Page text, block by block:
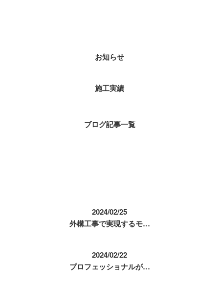
お知らせ
施工実績
ブログ記事一覧
2024/02/25
外構工事で実現するモ…
2024/02/22
プロフェッショナルが…